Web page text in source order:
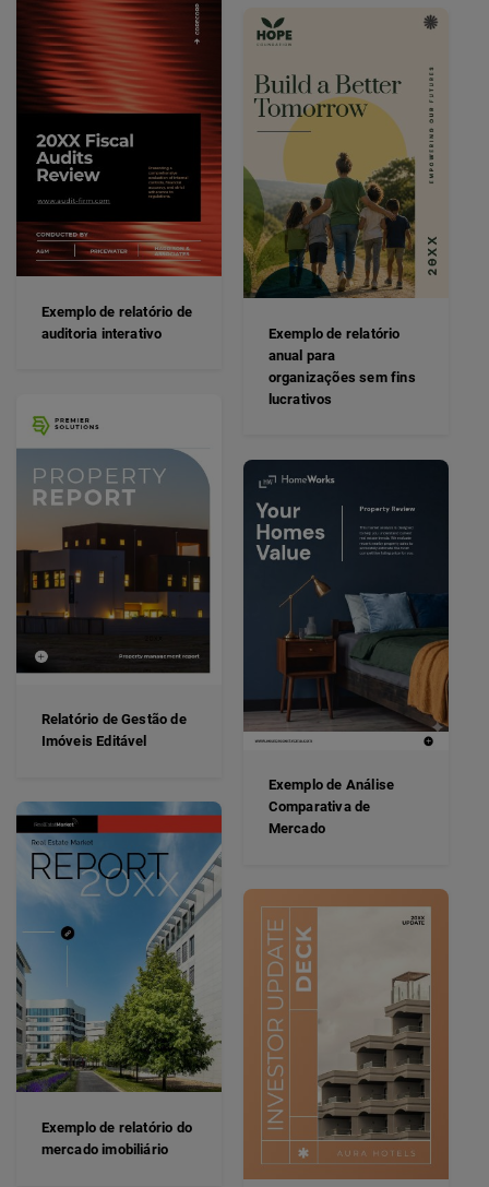
Exemplo de relatório de
auditoria interativo
Exemplo de relatório
anual para
organizações sem fins
lucrativos
Relatório de Gestão de
Imóveis Editável
Exemplo de Análise
Comparativa de
Mercado
Exemplo de relatório do
mercado imobiliário